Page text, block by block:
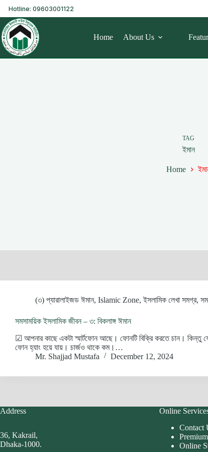
Hotline: 09603001122
Home About Us
TAG
ইমান
Home
(৩) প্যারালাইজড ঈমান, Islamic Zone,ইসলামিক লেখা সমগ্র,
সমসাময়িক ইসলামিক জীবন – ৩: বিকলাঙ্গ ঈমান
☑ আপনার কাছে একটা স্মার্টফোন আছে। ফোনটি বিক্রি করতে চান। কিন্তু
ফোন হ্যাং হয়ে যায়। চার্জও থাকে কম।…
Mr. Shajjad Mustafa
December 12, 2024
Address
36, Kakrail,
Dhaka-1000.
Online
Contact
Online